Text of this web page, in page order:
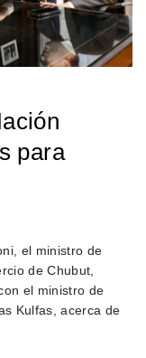
para
el ministro de
de Chubut,
el ministro de
Kulfas, acerca de